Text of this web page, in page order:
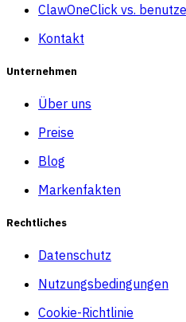
ClawOneClick vs.
Kontakt
Unternehmen
Über uns
Preise
Blog
Markenfakten
Rechtliches
Datenschutz
Nutzungsbedingungen
Cookie-Richtlinie